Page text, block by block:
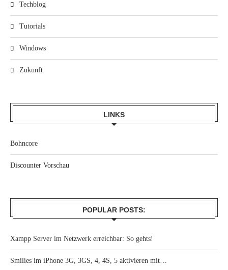
Techblog
Tutorials
Windows
Zukunft
LINKS
Bohncore
Discounter Vorschau
POPULAR POSTS:
Xampp Server im Netzwerk erreichbar: So gehts!
Smilies im iPhone 3G, 3GS, 4, 4S, 5 aktivieren mit…